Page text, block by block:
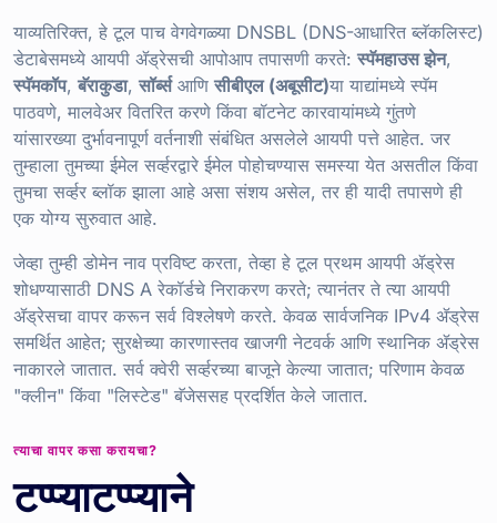
याव्यतिरिक्त, हे टूल पाच वेगवेगळ्या DNSBL (DNS-आधारित ब्लॅकलिस्ट)
डेटाबेसमध्ये आयपी ॲड्रेसची आपोआप तपासणी करते:स्पॅमहाउस झेन,
स्पॅमकॉप,बॅराकुडा,सॉर्ब्सआणिसीबीएल (अबूसीट)या याद्यांमध्ये स्पॅम
पाठवणे, मालवेअर वितरित करणे किंवा बॉटनेट कारवायांमध्ये गुंतणे
यांसारख्या दुर्भावनापूर्ण वर्तनाशी संबंधित असलेले आयपी पत्ते आहेत. जर
तुम्हाला तुमच्या ईमेल सर्व्हरद्वारे ईमेल पोहोचण्यास समस्या येत असतील किंवा
तुमचा सर्व्हर ब्लॉक झाला आहे असा संशय असेल, तर ही यादी तपासणे ही
एक योग्य सुरुवात आहे.
जेव्हा तुम्ही डोमेन नाव प्रविष्ट करता, तेव्हा हे टूल प्रथम आयपी ॲड्रेस
शोधण्यासाठी DNS A रेकॉर्डचे निराकरण करते; त्यानंतर ते त्या आयपी
ॲड्रेसचा वापर करून सर्व विश्लेषणे करते. केवळ सार्वजनिक IPv4 ॲड्रेस
समर्थित आहेत; सुरक्षेच्या कारणास्तव खाजगी नेटवर्क आणि स्थानिक ॲड्रेस
नाकारले जातात. सर्व क्वेरी सर्व्हरच्या बाजूने केल्या जातात; परिणाम केवळ
"क्लीन" किंवा "लिस्टेड" बॅजेससह प्रदर्शित केले जातात.
त्याचा वापर कसा करायचा?
टप्प्याटप्प्याने